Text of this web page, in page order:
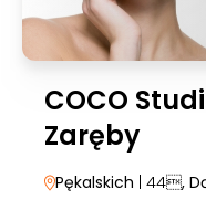
COCO
Zaręby
Pękalskich | 44,